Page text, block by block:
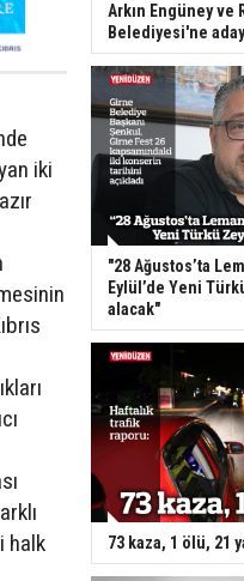
iki
halk
Arkın Engüney ve
Belediyesi'ne aday
"28 Ağustos’ta
Eylül’de Yeni
alacak"
73 kaza, 1 ölü, 21